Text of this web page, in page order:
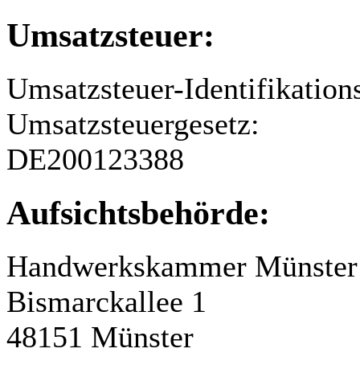
Umsatzsteuer:
Umsatzsteuer-
Umsatzsteuergesetz:
DE200123388
Aufsichtsbehörde:
Handwerkskammer Münster
Bismarckallee 1
48151 Münster